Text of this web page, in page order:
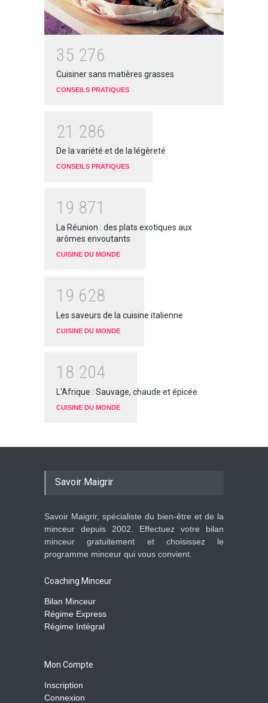
35 276
Cuisiner sans matières grasses
CONSEILS PRATIQUES
21 286
De la variété et de la légèreté
CONSEILS PRATIQUES
1 9 871
La Réunion : des plats exotiques aux
arômes envoutants
CUISINE DU MONDE
1 9 628
Les saveurs de la cuisine italienne
CUISINE DU MONDE
1 8 204
L'Afrique : Sauvage, chaude et épicée
CUISINE DU MONDE
Savoir Maigrir
Savoir Maigrir, spécialiste du bien-être et de la
minceur depuis 2002. Effectuez votre bilan
minceur gratuitement et choisissez le
programme minceur qui vous convient.
Coaching Minceur
Bilan Minceur
Régime Express
Régime Intégral
Mon Compte
Inscription
Connexion